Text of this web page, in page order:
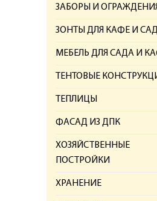
ЗАБОРЫ И
ЗОНТЫ ДЛЯ КАФЕ И
МЕБЕЛЬ ДЛЯ САДА И
ТЕНТОВЫЕ
ТЕПЛИЦЫ
ФАСАД ИЗ ДПК
ХОЗЯЙСТВЕННЫЕ
ПОСТРОЙКИ
ХРАНЕНИЕ